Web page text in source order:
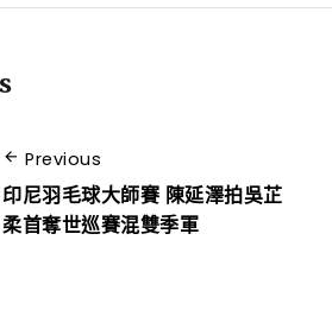
Previous
印尼羽毛球大師賽 陳延澤拍吳芷
柔首奪世巡賽混雙季軍